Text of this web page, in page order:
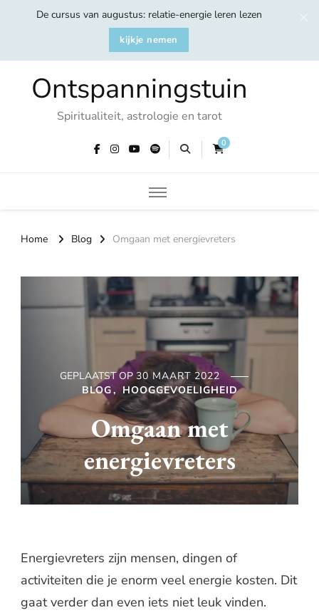
De cursus van augustus: relatie-energie leren lezen
kijkje nemen
Ontspanningstuin
Spiritualiteit, astrologie en tarot
0
Home Blog Omgaan met energievreters
GEPLAATST OP30 MAART 2022
BLOG
HOOGGEVOELIGHEID
Omgaan met
energievreters
Energievreters zijn mensen, dingen of
activiteiten die je enorm veel energie kosten. Dit
gaat verder dan even iets niet leuk vinden.